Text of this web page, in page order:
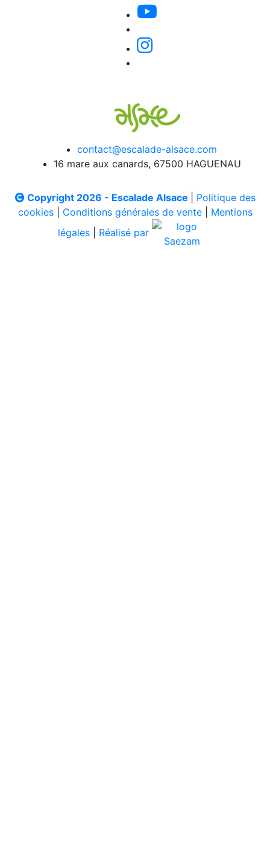
contact@escalade-alsace.com
16 mare aux canards, 67500 HAGUENAU
Copyright 2026 - Escalade Alsace
Politique des
cookies| Conditions générales de vente| Mentions
légales
Réalisé par